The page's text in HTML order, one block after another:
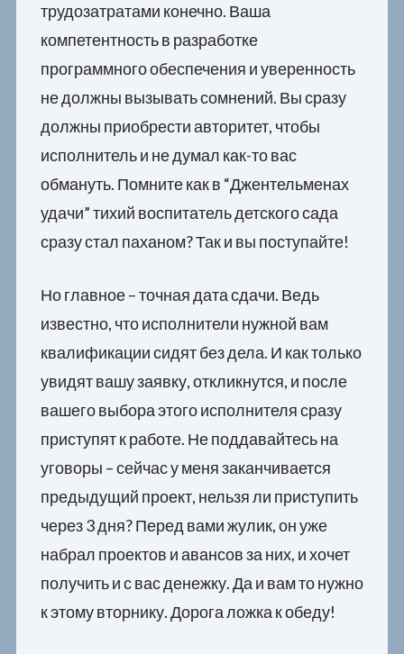
трудозатратами конечно. Ваша
компетентность в разработке
программного обеспечения и уверенность
не должны вызывать сомнений. Вы сразу
должны приобрести авторитет, чтобы
исполнитель и не думал как-то вас
обмануть. Помните как в “Джентельменах
удачи” тихий воспитатель детского сада
сразу стал паханом? Так и вы поступайте!
Но главное – точная дата сдачи. Ведь
известно, что исполнители нужной вам
квалификации сидят без дела. И как только
увидят вашу заявку, откликнутся, и после
вашего выбора этого исполнителя сразу
приступят к работе. Не поддавайтесь на
уговоры – сейчас у меня заканчивается
предыдущий проект, нельзя ли приступить
через 3 дня? Перед вами жулик, он уже
набрал проектов и авансов за них, и хочет
получить и с вас денежку. Да и вам то нужно
к этому вторнику. Дорога ложка к обеду!